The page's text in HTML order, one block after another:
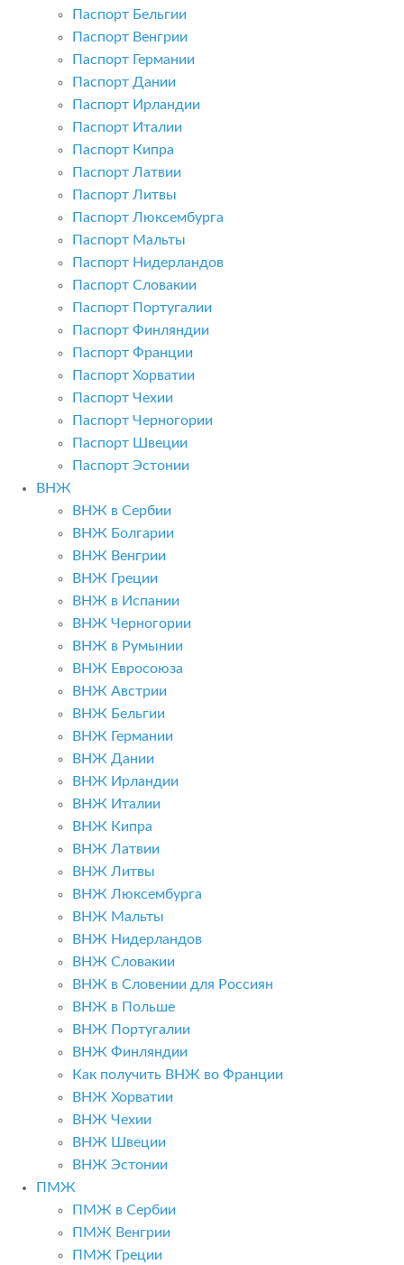
Паспорт Бельгии
Паспорт Венгрии
Паспорт Германии
Паспорт Дании
Паспорт Ирландии
Паспорт Италии
Паспорт Кипра
Паспорт Латвии
Паспорт Литвы
Паспорт Люксембурга
Паспорт Мальты
Паспорт Нидерландов
Паспорт Словакии
Паспорт Португалии
Паспорт Финляндии
Паспорт Франции
Паспорт Хорватии
Паспорт Чехии
Паспорт Черногории
Паспорт Швеции
Паспорт Эстонии
ВНЖ
ВНЖ в Сербии
ВНЖ Болгарии
ВНЖ Венгрии
ВНЖ Греции
ВНЖ в Испании
ВНЖ Черногории
ВНЖ в Румынии
ВНЖ Евросоюза
ВНЖ Австрии
ВНЖ Бельгии
ВНЖ Германии
ВНЖ Дании
ВНЖ Ирландии
ВНЖ Италии
ВНЖ Кипра
ВНЖ Латвии
ВНЖ Литвы
ВНЖ Люксембурга
ВНЖ Мальты
ВНЖ Нидерландов
ВНЖ Словакии
ВНЖ в Словении для Россиян
ВНЖ в Польше
ВНЖ Португалии
ВНЖ Финляндии
Как получить ВНЖ во Франции
ВНЖ Хорватии
ВНЖ Чехии
ВНЖ Швеции
ВНЖ Эстонии
ПМЖ
ПМЖ в Сербии
ПМЖ Венгрии
ПМЖ Греции